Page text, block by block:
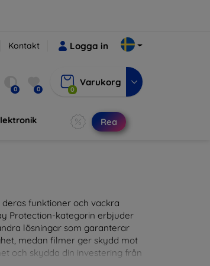
Kontakt Logga in
0 0 0
Varukorg
Rea
funktioner och vackra
Protection-kategorin erbjuder
lösningar som garanterar
medan filmer ger skydd mot
och skydda din investering från